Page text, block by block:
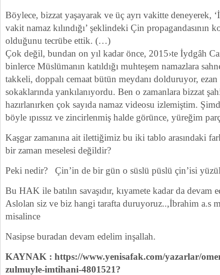
Böylece, bizzat yaşayarak ve üç ayrı vakitte deneyerek,
vakit namaz kılındığı’ şeklindeki Çin propagandasının
olduğunu tecrübe ettik. (…)
Çok değil, bundan on yıl kadar önce, 2015›te İydgâh
binlerce Müslümanın katıldığı muhteşem namazlara
takkeli, doppalı cemaat bütün meydanı dolduruyor, ezan
sokaklarında yankılanıyordu. Ben o zamanlara bizzat
hazırlanırken çok sayıda namaz videosu izlemiştim.
böyle ıpıssız ve zincirlenmiş halde görünce, yüreğim
Kaşgar zamanına ait ilettiğimiz bu iki tablo arasındaki
bir zaman meselesi değildir?
Peki nedir? Çin’in de bir gün o süslü püslü çin’isi
Bu HAK ile batılın savaşıdır, kıyamete kadar da devam
Aslolan siz ve biz hangi tarafta duruyoruz..,İbrahim a.s
misalince
Nasipse buradan devam edelim inşallah.
KAYNAK : https://www.yenisafak.com/yazarlar/
zulmuyle-imtihani-4801521?